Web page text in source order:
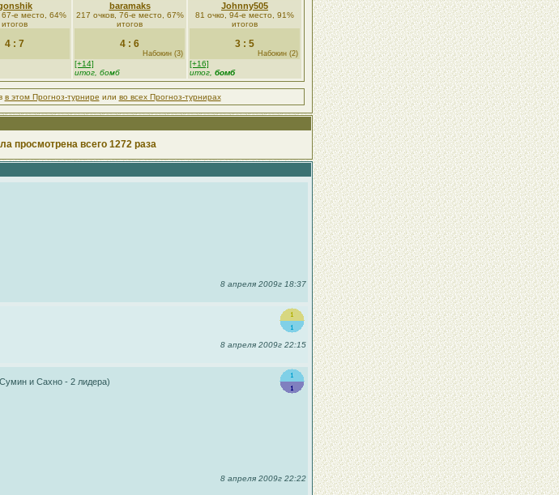
67-е место, 64%
итогов
4 : 7
baramaks
217 очков, 76-е место, 67%
итогов
4 : 6
Набокин (3)
[+14]
итог, бомб
Johnny505
81 очко, 94-е место, 91%
итогов
3 : 5
Набокин (2)
[+16]
итог, бомб
в этом Прогноз-турнире или во всех Прогноз-турнирах
просмотрена всего 1272 раза
8 апреля 2009г 18:37
8 апреля 2009г 22:15
Сумин и Сахно - 2 лидера)
8 апреля 2009г 22:22